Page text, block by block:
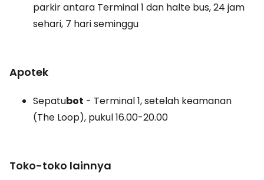
parkir antara Terminal 1 dan halte bus, 24 jam
sehari, 7 hari seminggu
Apotek
Sepatubot - Terminal 1, setelah keamanan
(The Loop), pukul 16.00-20.00
Toko-toko lainnya